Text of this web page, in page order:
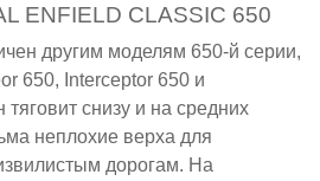
ENFIELD CLASSIC 650
другим моделям 650-й серии,
650, Interceptor 650 и
снизу и на средних
неплохие верха для
дорогам. На